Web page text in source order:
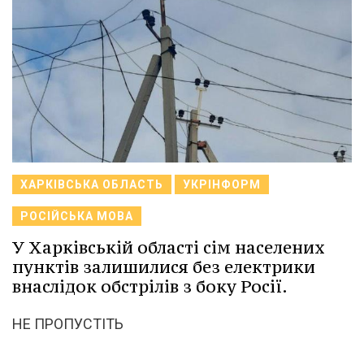
ХАРКІВСЬКА ОБЛАСТЬ УКРІНФОРМ
РОСІЙСЬКА МОВА
У Харківській області сім населених
пунктів залишилися без електрики
внаслідок обстрілів з боку Росії.
НЕ ПРОПУСТІТЬ